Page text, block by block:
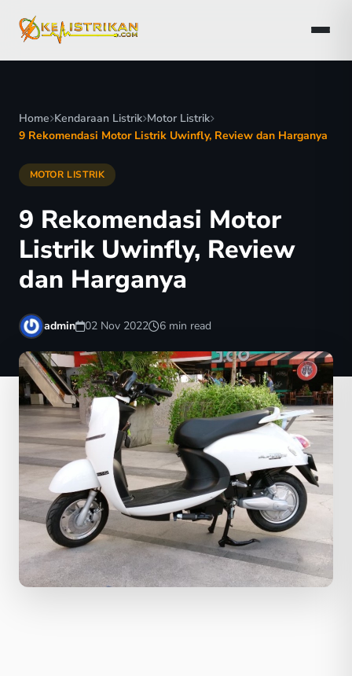
Home Kendaraan Listrik Motor Listrik
9 Rekomendasi Motor Listrik Uwinfly, Review dan Harganya
MOTOR LISTRIK
9 Rekomendasi Motor
Listrik Uwinfly, Review
dan Harganya
admin 02 Nov 2022 6 min read